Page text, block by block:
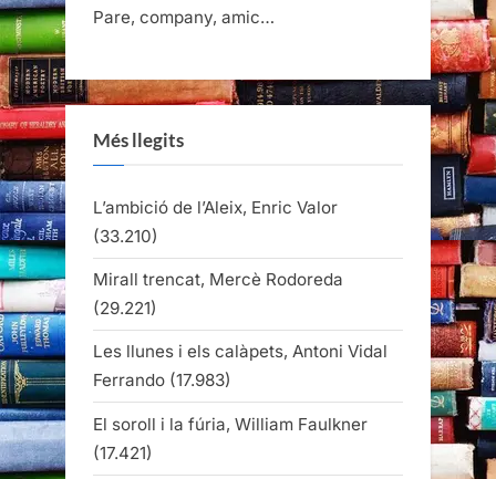
Pare, company, amic…
Més llegits
L’ambició de l’Aleix, Enric Valor
(33.210)
Mirall trencat, Mercè Rodoreda
(29.221)
Les llunes i els calàpets, Antoni Vidal
Ferrando (17.983)
El soroll i la fúria, William Faulkner
(17.421)